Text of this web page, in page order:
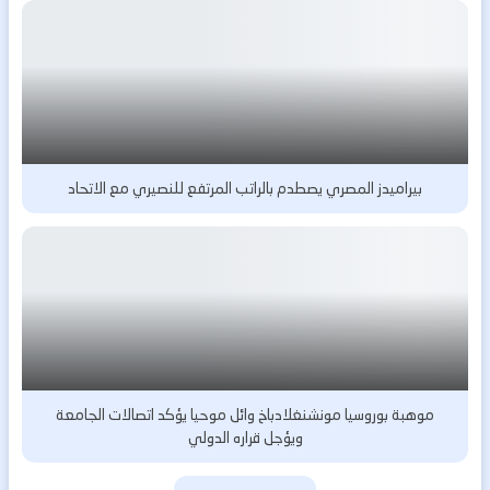
بيراميدز المصري يصطدم بالراتب المرتفع للنصيري مع الاتحاد
موهبة بوروسيا مونشنغلادباخ وائل موحيا يؤكد اتصالات الجامعة
ويؤجل قراره الدولي